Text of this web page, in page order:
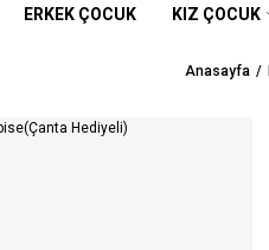
ERKEK ÇOCUK KIZ ÇOCUK
Anasayfa